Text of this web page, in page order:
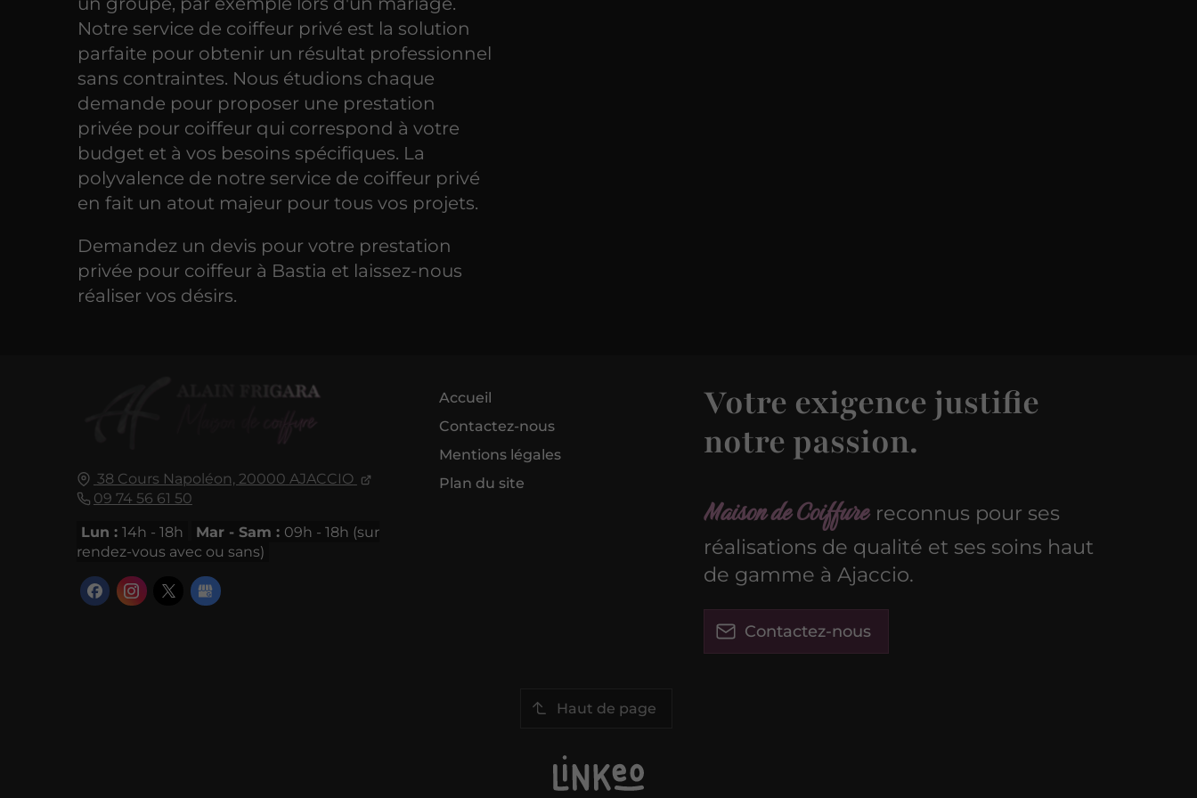
Notre service de coiffeur privé est la solution
parfaite pour obtenir un résultat professionnel
sans contraintes. Nous étudions chaque
demande pour proposer une prestation
privée pour coiffeur qui correspond à votre
budget et à vos besoins spécifiques. La
polyvalence de notre service de coiffeur privé
en fait un atout majeur pour tous vos projets.
Demandez un devis pour votre prestation
privée pour coiffeur à Bastia et laissez-nous
réaliser vos désirs.
38 Cours Napoléon, 20000 AJACCIO
09 74 56 61 50
Lun : 14h - 18h Mar - Sam : 09h - 18h (sur
rendez-vous avec ou sans)
Accueil
Contactez-nous
Mentions légales
Plan du site
Votre exigence justifie
notre passion.
Maison de Coiffure reconnus pour ses
réalisations de qualité et ses soins haut
de gamme à Ajaccio.
Contactez-nous
Haut de page